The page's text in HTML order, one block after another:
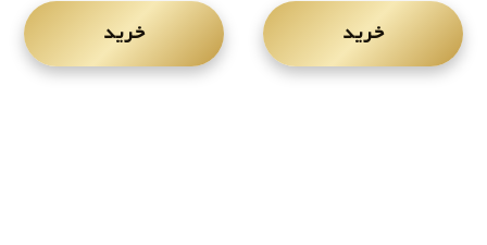
خرید خرید